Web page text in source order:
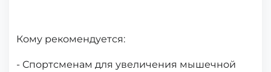
Кому рекомендуется:
- Спортсменам для увеличения мышечной